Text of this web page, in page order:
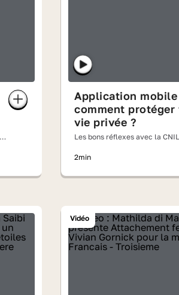
Application
comment protéger
vie privée ?
Les bons réflexes avec la CNIL
2min
Vidéo